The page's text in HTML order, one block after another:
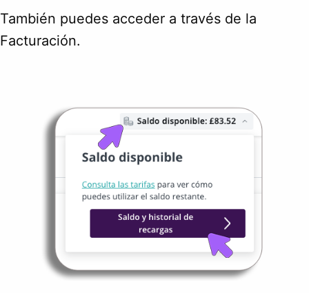
También puedes acceder a través de la
Facturación.